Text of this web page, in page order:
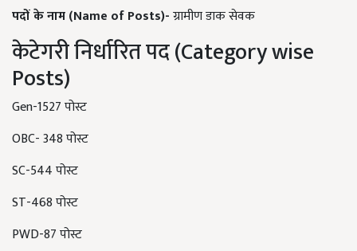
पदोंकेनाम(Name of Posts)-ग्रामीण डाक सेवक
केटेगरी निर्धारित पद (Category wise
Posts)
Gen-1527 पोस्ट
OBC- 348 पोस्ट
SC-544 पोस्ट
ST-468 पोस्ट
PWD-87 पोस्ट